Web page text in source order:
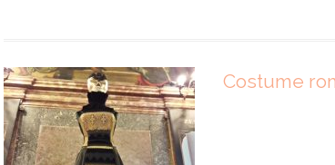
Costume